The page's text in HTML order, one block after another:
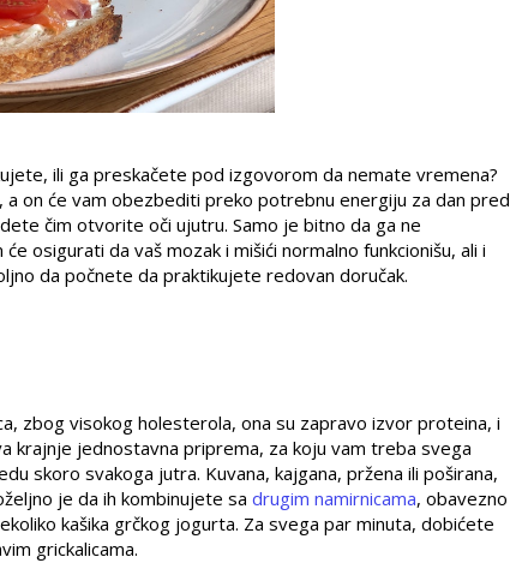
ili ga preskačete pod izgovorom da nemate vremena?
on će vam obezbediti preko potrebnu energiju za dan pred
čim otvorite oči ujutru. Samo je bitno da ga ne
osigurati da vaš mozak i mišići normalno funkcionišu, ali i
da počnete da praktikujete redovan doručak.
zbog visokog holesterola, ona su zapravo izvor proteina, i
krajnje jednostavna priprema, za koju vam treba svega
skoro svakoga jutra. Kuvana, kajgana, pržena ili poširana,
je da ih kombinujete sa drugim namirnicama, obavezno
kašika grčkog jogurta. Za svega par minuta, dobićete
grickalicama.